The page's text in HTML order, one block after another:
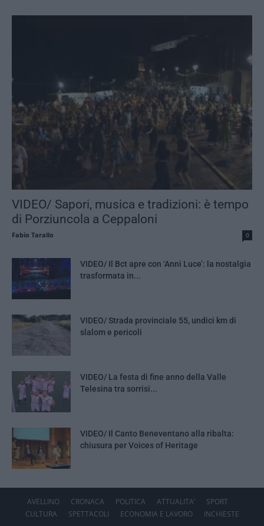
VIDEO/ Sapori, musica e tradizioni: è tempo
di Porziuncola a Ceppaloni
Fabio Tarallo 0
VIDEO/ Il Bct apre con ‘Anni Luce’: la nostalgia
trasformata in...
VIDEO/ Strada provinciale 55, undici km di
slalom e pericoli
VIDEO/ La festa di fine anno della Valle
Telesina tra sorrisi...
VIDEO/ Il Canto Beneventano alla ribalta:
chiusura per Voices of Heritage
AVELLINO CRONACA POLITICA ATTUALITA’
SPORT
CULTURA
SPETTACOLI ECONOMIA E LAVORO INCHIESTE